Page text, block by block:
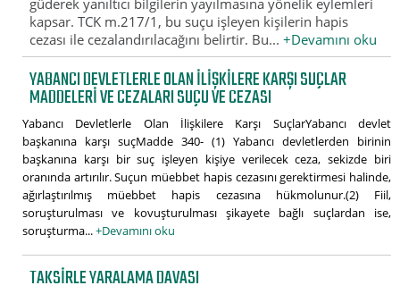
güderek yanıltıcı bilgilerin yayılmasına yönelik eylemleri
kapsar. TCK m.217/1, bu suçu işleyen kişilerin hapis
cezası ile cezalandırılacağını belirtir. Bu...+Devamını oku
YABANCI DEVLETLERLE OLAN İLIŞKILERE KARŞI SUÇLAR
MADDELERI VE CEZALARI SUÇU VE CEZASI
Yabancı Devletlerle Olan İlişkilere Karşı SuçlarYabancı devlet
başkanına karşı suçMadde 340- (1) Yabancı devletlerden birinin
başkanına karşı bir suç işleyen kişiye verilecek ceza, sekizde biri
oranında artırılır. Suçun müebbet hapis cezasını gerektirmesi halinde,
ağırlaştırılmış müebbet hapis cezasına hükmolunur.(2) Fiil,
soruşturulması ve kovuşturulması şikayete bağlı suçlardan ise,
soruşturma...+Devamını oku
TAKSIRLE YARALAMA DAVASI